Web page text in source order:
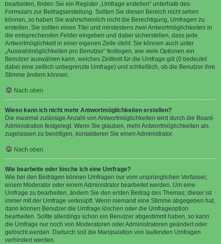
bearbeiten, finden Sie ein Register „Umfrage erstellen“ unterhalb des
Formulars zur Beitragserstellung. Sollten Sie diesen Bereich nicht sehen
können, so haben Sie wahrscheinlich nicht die Berechtigung, Umfragen zu
erstellen. Sie sollten einen Titel und mindestens zwei Antwortmöglichkeiten in
die entsprechenden Felder eingeben und dabei sicherstellen, dass jede
Antwortmöglichkeit in einer eigenen Zeile steht. Sie können auch unter
„Auswahlmöglichkeiten pro Benutzer“ festlegen, wie viele Optionen ein
Benutzer auswählen kann, welches Zeitlimit für die Umfrage gilt (0 bedeutet
dabei eine zeitlich unbegrenzte Umfrage) und schließlich, ob die Benutzer ihre
Stimme ändern können.
Nach oben
Wieso kann ich nicht mehr Antwortmöglichkeiten erstellen?
Die maximal zulässige Anzahl von Antwortmöglichkeiten wird durch die Board-
Administration festgelegt. Wenn Sie glauben, mehr Antwortmöglichkeiten als
zugelassen zu benötigen, kontaktieren Sie einen Administrator.
Nach oben
Wie bearbeite oder lösche ich eine Umfrage?
Wie bei den Beiträgen können Umfragen nur vom ursprünglichen Verfasser,
einem Moderator oder einem Administrator bearbeitet werden. Um eine
Umfrage zu bearbeiten, ändern Sie den ersten Beitrag des Themas; dieser ist
immer mit der Umfrage verknüpft. Wenn niemand eine Stimme abgegeben hat,
dann können Benutzer die Umfrage löschen oder die Umfrageoption
bearbeiten. Sollte allerdings schon ein Benutzer abgestimmt haben, so kann
die Umfrage nur noch von Moderatoren oder Administratoren geändert oder
gelöscht werden. Dadurch soll die Manipulation von laufenden Umfragen
verhindert werden.